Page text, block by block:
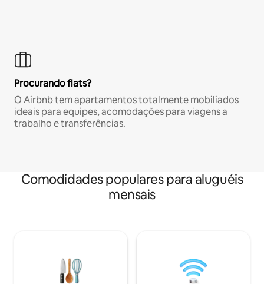
Procurando flats?
O Airbnb tem apartamentos totalmente mobiliados
ideais para equipes, acomodações para viagens a
trabalho e transferências.
Comodidades populares para aluguéis
mensais